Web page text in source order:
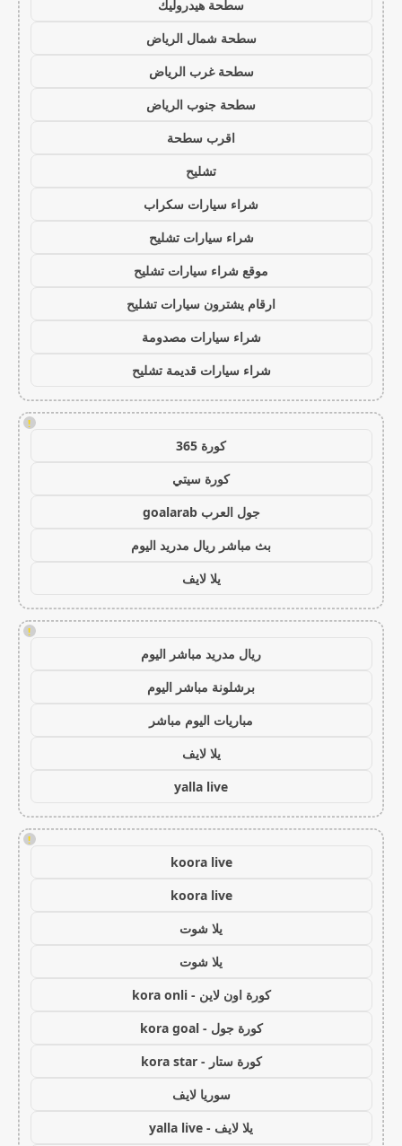
سطحة هيدروليك
سطحة شمال الرياض
سطحة غرب الرياض
سطحة جنوب الرياض
اقرب سطحة
تشليح
شراء سيارات سكراب
شراء سيارات تشليح
موقع شراء سيارات تشليح
ارقام يشترون سيارات تشليح
شراء سيارات مصدومة
شراء سيارات قديمة تشليح
!
كورة 365
كورة سيتي
جول العرب goalarab
بث مباشر ريال مدريد اليوم
يلا لايف
!
ريال مدريد مباشر اليوم
برشلونة مباشر اليوم
مباريات اليوم مباشر
يلا لايف
yalla live
!
koora live
koora live
يلا شوت
يلا شوت
كورة اون لاين - kora onli
كورة جول - kora goal
كورة ستار - kora star
سوريا لايف
يلا لايف - yalla live